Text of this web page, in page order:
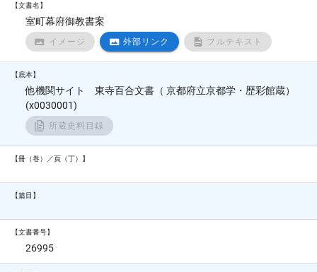
【文書名】
室町幕府御教書案
イメージ 外部リンク フルテキスト
【底本】
他機関サイト 東寺百合文書（ 京都府立京都学・歴彩館蔵）
(x0030001)
所蔵史料目録
【冊（巻）／頁（丁）】
【篇目】
【文書番号】
26995